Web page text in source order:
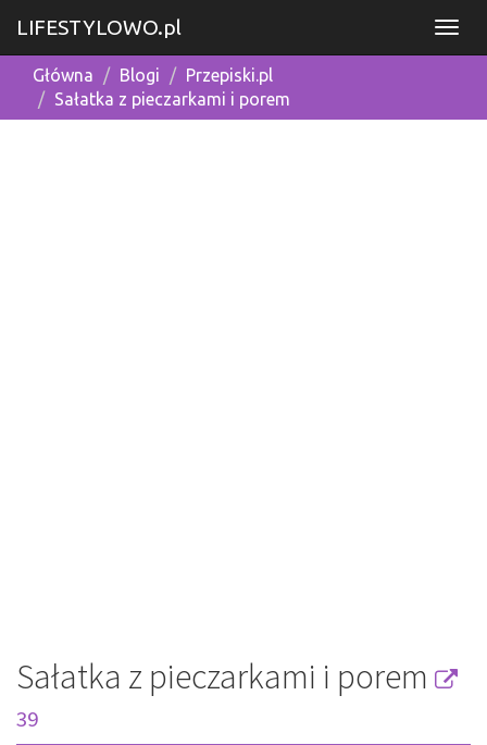
LIFESTYLOWO.pl
Główna Blogi
Przepiski.pl
Sałatka z pieczarkami i porem
Sałatka z pieczarkami i porem
39